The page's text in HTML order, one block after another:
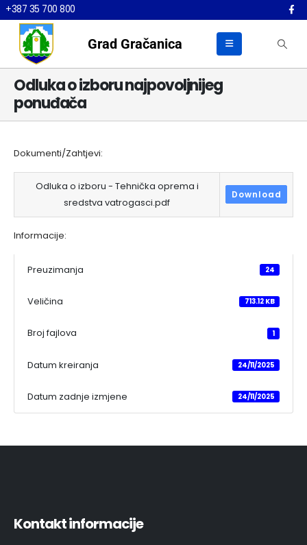
+387 35 700 800
Grad Gračanica
Odluka o izboru najpovoljnijeg
ponuđača
Dokumenti/Zahtjevi:
Odluka o izboru - Tehnička oprema i
sredstva vatrogasci.pdf
Download
Informacije:
Preuzimanja 24
Veličina 713.12 KB
Broj fajlova 1
Datum kreiranja 24/11/2025
Datum zadnje izmjene 24/11/2025
Kontakt informacije